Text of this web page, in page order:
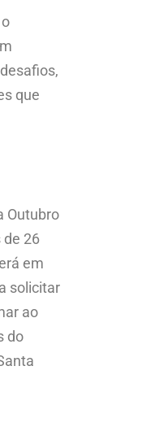
que
Outubro
de 26
em
solicitar
ao
do